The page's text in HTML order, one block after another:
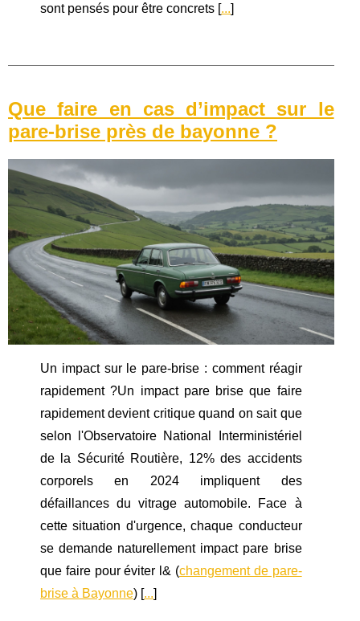
sont pensés pour être concrets [...]
Que faire en cas d’impact sur le
pare-brise près de bayonne ?
Un impact sur le pare-brise : comment réagir
rapidement ?Un impact pare brise que faire
rapidement devient critique quand on sait que
selon l'Observatoire National Interministériel
de la Sécurité Routière, 12% des accidents
corporels en 2024 impliquent des
défaillances du vitrage automobile. Face à
cette situation d'urgence, chaque conducteur
se demande naturellement impact pare brise
que faire pour éviter l& (changement de pare-
brise à Bayonne) [...]